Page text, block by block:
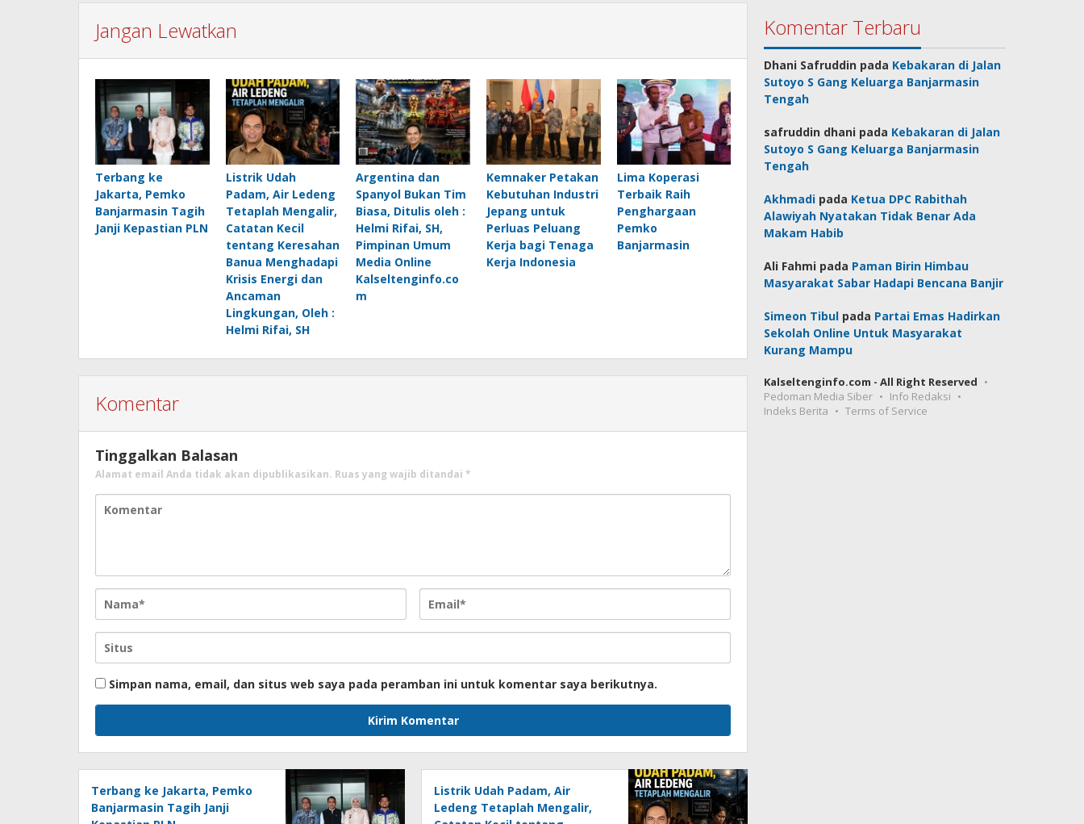
Jangan Lewatkan
Terbang ke
Jakarta, Pemko
Banjarmasin Tagih
Janji Kepastian PLN
Listrik Udah
Padam, Air Ledeng
Tetaplah Mengalir,
Catatan Kecil
tentang Keresahan
Banua Menghadapi
Krisis Energi dan
Ancaman
Lingkungan, Oleh :
Helmi Rifai, SH
Argentina dan
Spanyol Bukan Tim
Biasa, Ditulis oleh :
Helmi Rifai, SH,
Pimpinan Umum
Media Online
Kalseltenginfo.co
m
Kemnaker Petakan
Kebutuhan Industri
Jepang untuk
Perluas Peluang
Kerja bagi Tenaga
Kerja Indonesia
Lima Koperasi
Terbaik Raih
Penghargaan
Pemko
Banjarmasin
Komentar
Tinggalkan Balasan
Alamat email Anda tidak akan dipublikasikan. Ruas yang wajib ditandai *
Simpan nama, email, dan situs web saya pada peramban ini untuk komentar saya berikutnya.
Terbang ke Jakarta, Pemko
Banjarmasin Tagih Janji
Listrik Udah Padam, Air
Ledeng Tetaplah Mengalir,
Komentar Terbaru
Dhani Safruddin pada Kebakaran di Jalan
Sutoyo S Gang Keluarga Banjarmasin
Tengah
safruddin dhani pada Kebakaran di Jalan
Sutoyo S Gang Keluarga Banjarmasin
Tengah
Akhmadi pada Ketua DPC Rabithah
Alawiyah Nyatakan Tidak Benar Ada
Makam Habib
Ali Fahmi pada Paman Birin Himbau
Masyarakat Sabar Hadapi Bencana Banjir
Simeon Tibul pada Partai Emas Hadirkan
Sekolah Online Untuk Masyarakat
Kurang Mampu
Kalseltenginfo.com - All Right Reserved
Pedoman Media Siber
Info Redaksi
Indeks Berita
Terms of Service